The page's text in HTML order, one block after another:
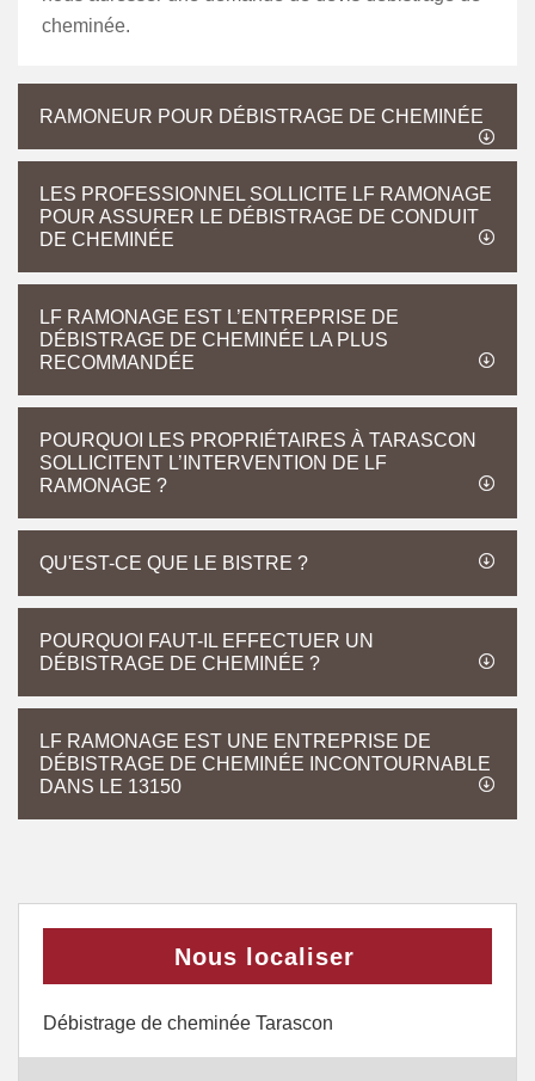
cheminée.
RAMONEUR POUR DÉBISTRAGE DE CHEMINÉE
LES PROFESSIONNEL SOLLICITE LF RAMONAGE
POUR ASSURER LE DÉBISTRAGE DE CONDUIT
DE CHEMINÉE
LF RAMONAGE EST L’ENTREPRISE DE
DÉBISTRAGE DE CHEMINÉE LA PLUS
RECOMMANDÉE
POURQUOI LES PROPRIÉTAIRES À TARASCON
SOLLICITENT L’INTERVENTION DE LF
RAMONAGE ?
QU'EST-CE QUE LE BISTRE ?
POURQUOI FAUT-IL EFFECTUER UN
DÉBISTRAGE DE CHEMINÉE ?
LF RAMONAGE EST UNE ENTREPRISE DE
DÉBISTRAGE DE CHEMINÉE INCONTOURNABLE
DANS LE 13150
Nous localiser
Débistrage de cheminée Tarascon